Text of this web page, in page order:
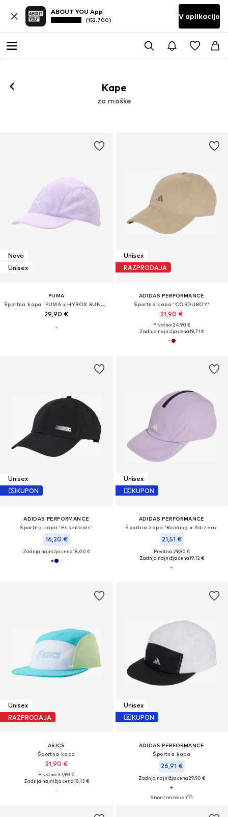
ABOUT YOU App
(152.700) V aplikacijo
Kape
za moške
Novo
Unisex
PUMA
Športna kapa 'PUMA x HYROX RUNNING'
29,90 €
Unisex
RAZPRODAJA
ADIDAS PERFORMANCE
Športna kapa 'CORDUROY'
21,90 €
Prvotno: 24,90 €
Zadnja najnižja cena19,71 €
Unisex
KUPON
ADIDAS PERFORMANCE
Športna kapa 'Essentials'
16,20 €
Zadnja najnižja cena18,00 €
Unisex
KUPON
ADIDAS PERFORMANCE
Športna kapa 'Running x Adizero'
21,51 €
Prvotno: 29,90 €
Zadnja najnižja cena19,12 €
Unisex
RAZPRODAJA
ASICS
Športna kapa
21,90 €
Prvotno: 37,90 €
Zadnja najnižja cena18,13 €
Unisex
KUPON
ADIDAS PERFORMANCE
Športna kapa
26,91 €
Zadnja najnižja cena29,90 €